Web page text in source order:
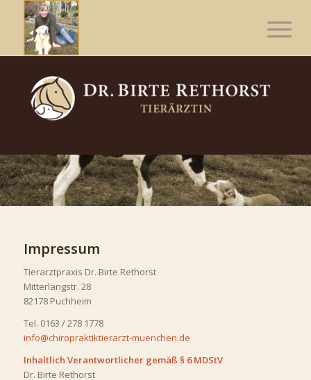
Impressum
Tierarztpraxis Dr. Birte Rethorst
Mitterlängstr. 28
82178 Puchheim
Tel. 0163 / 278 1778
info@chiropraktiktierarzt-muenchen.de
Inhaltlich Verantwortlicher gemäß § 6 MDStV
Dr. Birte Rethorst